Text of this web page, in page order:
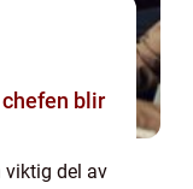
viktig del av